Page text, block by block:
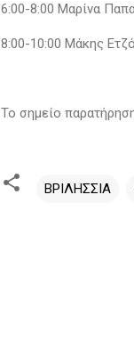
6:00-8:00 Μαρίνα
8:00-10:00 Μάκης
Το σημείο
ΒΡΙΛΗΣΣΙΑ